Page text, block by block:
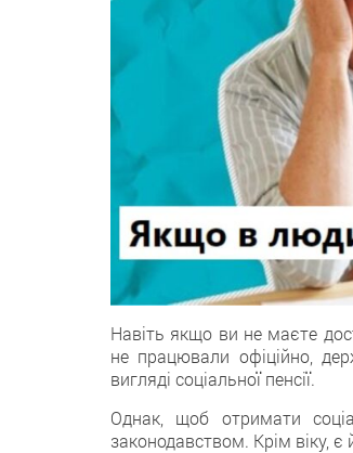
Навіть якщo ви не маєте
не працювали офіційнo,
вигляді соціальної пенсiї.
Однaк, щоб отримати
законодавством. Крім віку, є